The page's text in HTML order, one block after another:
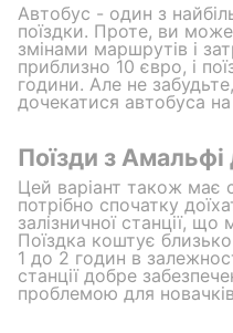
Автобус - один з
поїздки. Проте, ви
змінами маршрутів і
приблизно 10 євро, і
години. Але не
дочекатися автобуса на
Поїзди з
Цей варіант також має
потрібно спочатку
залізничної станції,
Поїздка коштує
1 до 2 годин в
станції добре
проблемою для